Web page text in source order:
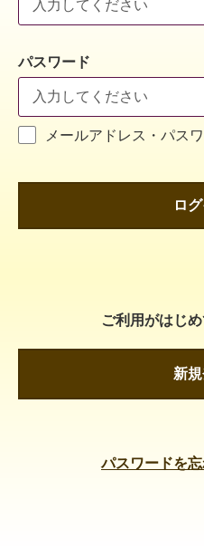
パスワード
メールアドレス・パス
ロ
ご利用がはじ
新
パスワードを